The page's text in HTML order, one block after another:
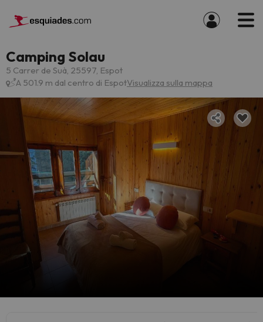
Camping Solau
5 Carrer de Suà, 25597, Espot
A 501.9 m dal centro di EspotVisualizza sulla mappa